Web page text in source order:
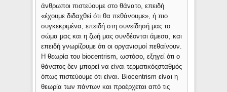
άνθρωποι πιστεύουμε στο θάνατο, επειδή
«έχουμε διδαχθεί ότι θα πεθάνουμε», ή πιο
συγκεκριμένα, επειδή στη συνείδησή μας το
σώμα μας και η ζωή μας συνδέονται άμεσα, ​​και
επειδή γνωρίζουμε ότι οι οργανισμοί πεθαίνουν.
Η θεωρία του biocentrism, ωστόσο, εξηγεί ότι ο
θάνατος δεν μπορεί να είναι τερματικόςσταθμός
όπως πιστεύουμε ότι είναι. Biocentrism είναι η
θεωρία των πάντων και προέρχεται από τις